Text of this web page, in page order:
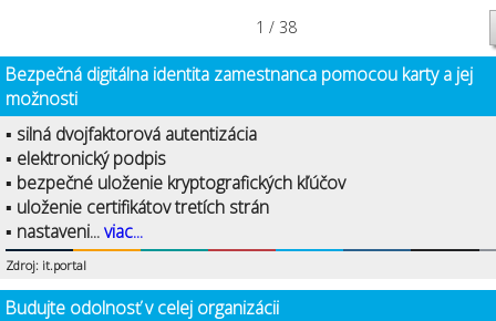
1 / 38
Bezpečná digitálna identita zamestnanca pomocou karty a jej
možnosti
▪ silná dvojfaktorová autentizácia
▪ elektronický podpis
▪ bezpečné uloženie kryptografických kľúčov
▪ uloženie certifikátov tretích strán
▪ nastaveni...viac...
Zdroj: it.portal
Budujte odolnosť v celej organizácii